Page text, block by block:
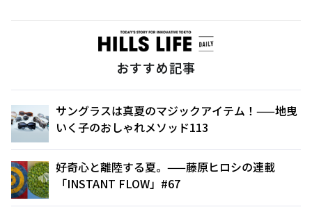
おすすめ記事
サングラスは真夏のマジックアイテム！——地曳
いく子のおしゃれメソッド113
好奇心と離陸する夏。——藤原ヒロシの連載
「INSTANT FLOW」#67